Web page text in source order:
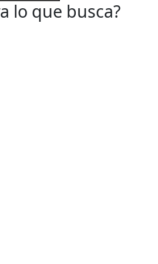
lo que busca?